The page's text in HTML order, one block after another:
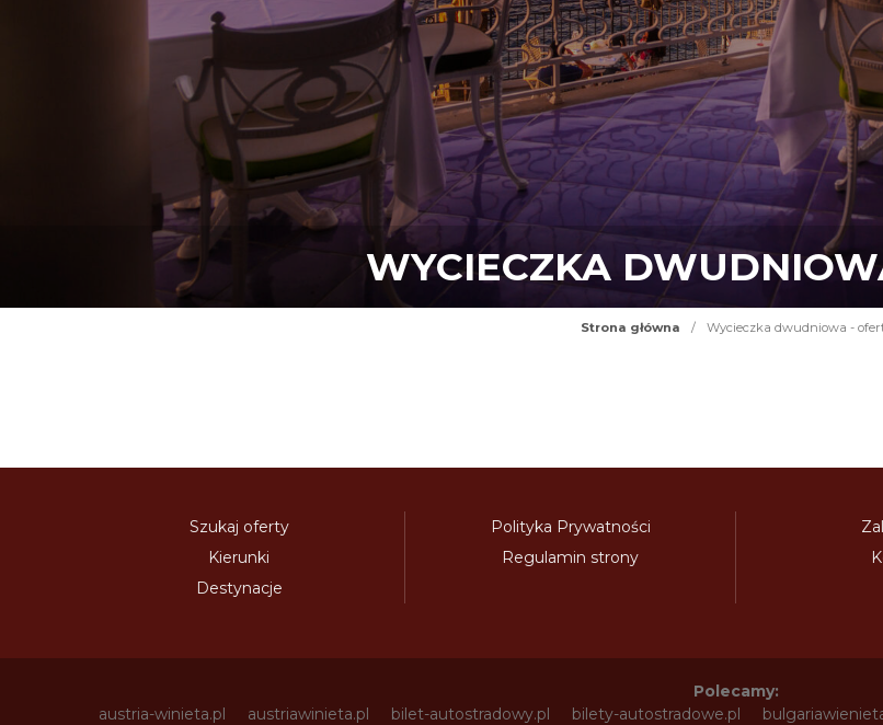
WYCIECZKA
Strona główna / Wycieczka dwudniowa -
Szukaj oferty
Kierunki
Destynacje
Polityka Prywatności
Regulamin strony
Polecamy:
austria-winieta.pl
austriawinieta.pl bilet-autostradowy.pl bilety-autostradowe.pl